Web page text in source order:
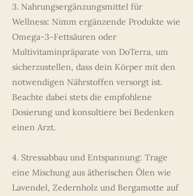
3. Nahrungsergänzungsmittel für
Wellness: Nimm ergänzende Produkte wie
Omega-3-Fettsäuren oder
Multivitaminpräparate von DoTerra, um
sicherzustellen, dass dein Körper mit den
notwendigen Nährstoffen versorgt ist.
Beachte dabei stets die empfohlene
Dosierung und konsultiere bei Bedenken
einen Arzt.
4. Stressabbau und Entspannung: Trage
eine Mischung aus ätherischen Ölen wie
Lavendel, Zedernholz und Bergamotte auf